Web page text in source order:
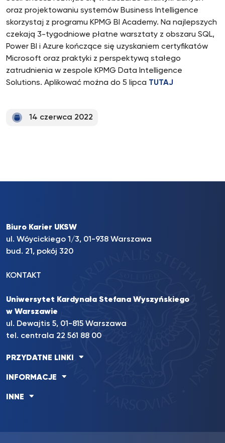
oraz projektowaniu systemów Business Intelligence
skorzystaj z programu KPMG BI Academy. Na najlepszych
czekają 3-tygodniowe płatne warsztaty z obszaru SQL,
Power BI i Azure kończące się uzyskaniem certyfikatów
Microsoft oraz praktyki z perspektywą stałego
zatrudnienia w zespole KPMG Data Intelligence
Solutions. Aplikować można do 5 lipca TUTAJ
14 czerwca 2022
Biuro Karier UKSW
ul. Wóycickiego 1/3, 01-938 Warszawa
bud. 21, pokój 320
KONTAKT
Uniwersytet Kardynała Stefana Wyszyńskiego
w Warszawie
ul. Dewajtis 5, 01-815 Warszawa
tel. centrala 22 561 88 00
PRZYDATNE LINKI
INFORMACJE
INNE